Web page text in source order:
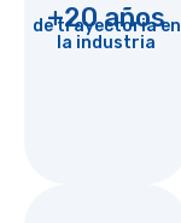
+20 años
de trayectoria en
la industria